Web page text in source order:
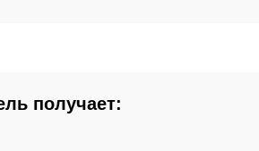
получает: